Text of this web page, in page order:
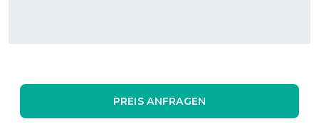
PREIS ANFRAGEN